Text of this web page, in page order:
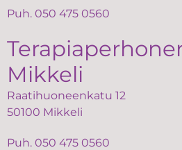
Puh. 050 475 0560
Mikkeli
Raatihuoneenkatu 12
50100 Mikkeli
Puh. 050 475 0560